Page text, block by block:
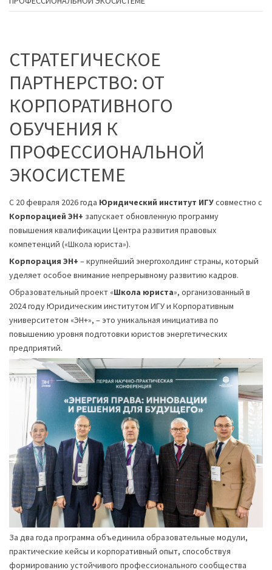
СТРАТЕГИЧЕСКОЕ
ПАРТНЕРСТВО: ОТ
КОРПОРАТИВНОГО
ОБУЧЕНИЯ К
ПРОФЕССИОНАЛЬНОЙ
ЭКОСИСТЕМЕ
С 20 февраля 2026 года Юридический институт ИГУсовместно с
Корпорацией ЭН+ запускает обновленную программу
повышения квалификации Центра развития правовых
компетенций («Школа юриста»).
Корпорация ЭН+ – крупнейший энергохолдинг страны, который
уделяет особое внимание непрерывному развитию кадров.
Образовательный проект «Школа юриста», организованный в
2024 году Юридическим институтом ИГУ и Корпоративным
университетом «ЭН+», – это уникальная инициатива по
повышению уровня подготовки юристов энергетических
предприятий.
За два года программа объединила образовательные модули,
практические кейсы и корпоративный опыт, способствуя
формированию устойчивого профессионального сообщества